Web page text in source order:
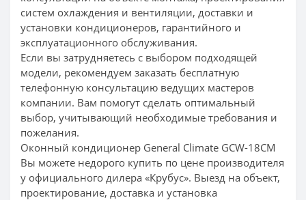
систем охлаждения и вентиляции, доставки и
установки кондиционеров, гарантийного и
эксплуатационного обслуживания.
Если вы затрудняетесь с выбором подходящей
модели, рекомендуем заказать бесплатную
телефонную консультацию ведущих мастеров
компании. Вам помогут сделать оптимальный
выбор, учитывающий необходимые требования и
пожелания.
Оконный кондиционер General Climate GCW-18CM
Вы можете недорого купить по цене производителя
у официального дилера «Крубус». Выезд на объект,
проектирование, доставка и установка